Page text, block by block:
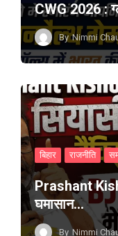
CWG 2026 :
By Nimmi
बिहार राजनीति
Prashant
घमासान…
By Nimmi